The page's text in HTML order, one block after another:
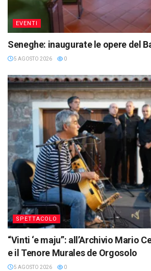
EVENTI
Seneghe: inaugurate le opere del
5 AGOSTO 2026 0
SPETTACOLO
“Vinti ‘e maju”: all’Archivio Mario
e il Tenore Murales de Orgosolo
5 AGOSTO 2026 0